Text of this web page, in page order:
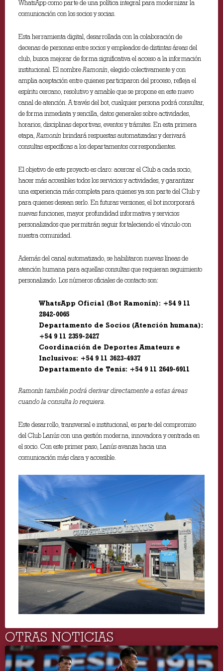
WhatsApp como parte de una política integral para modernizar la
comunicación con los socios y socias.
Esta herramienta digital, desarrollada con la colaboración de
decenas de personas entre socios y empleados de distintas áreas del
club, busca mejorar de forma significativa el acceso a la información
institucional. El nombreRamonín, elegido colectivamente y con
amplia aceptación entre quienes participaron del proceso, refleja el
espíritu cercano, resolutivo y amable que se propone en este nuevo
canal de atención. A través del bot, cualquier persona podrá consultar,
de forma inmediata y sencilla, datos generales sobre actividades,
horarios, disciplinas deportivas, eventos y trámites. En esta primera
etapa,Ramonín brindará respuestas automatizadas y derivará
consultas específicas a los departamentos correspondientes.
El objetivo de este proyecto es claro: acercar el Club a cada socio,
hacer más accesibles todos los servicios y actividades, y garantizar
una experiencia más completa para quienes ya son parte del Club y
para quienes desean serlo. En futuras versiones, el bot incorporará
nuevas funciones, mayor profundidad informativa y servicios
personalizados que permitirán seguir fortaleciendo el vínculo con
nuestra comunidad.
Además del canal automatizado, se habilitaron nuevas líneas de
atención humana para aquellas consultas que requieran seguimiento
personalizado. Los números oficiales de contacto son:
WhatsApp Oficial (Bot Ramonín): +54 9 11
2842-0065
Departamento de Socios (Atención humana):
+54 9 11 2359-2427
Coordinación de Deportes Amateurs e
Inclusivos: +54 9 11 3623-4937
Departamento de Tenis: +54 9 11 2649-6911
Ramonín también podrá derivar directamente a estas áreas
cuando la consulta lo requiera.
Este desarrollo, transversal e institucional, es parte del compromiso
del Club Lanús con una gestión moderna, innovadora y centrada en
el socio. Con este primer paso, Lanús avanza hacia una
comunicación más clara y accesible.
OTRAS NOTICIAS